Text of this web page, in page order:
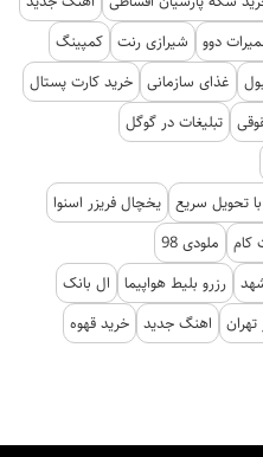
تحویل سریع یخچال فریزر اسنوا
کام ملودی 98
رزرو بلیط هواپیما
اهنگ جدید خرید قهوه